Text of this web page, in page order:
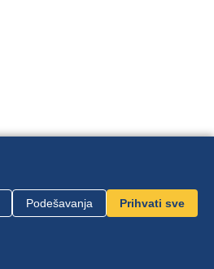
| Politika privatnosti
Podešavanja Prihvati sve